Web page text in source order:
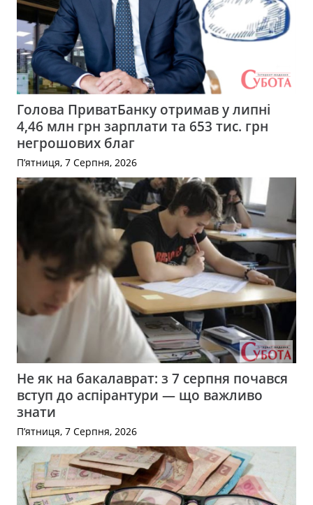
Голова ПриватБанку отримав у липні
4,46 млн грн зарплати та 653 тис. грн
негрошових благ
П’ятниця, 7 Серпня, 2026
Не як на бакалаврат: з 7 серпня почався
вступ до аспірантури — що важливо
знати
П’ятниця, 7 Серпня, 2026